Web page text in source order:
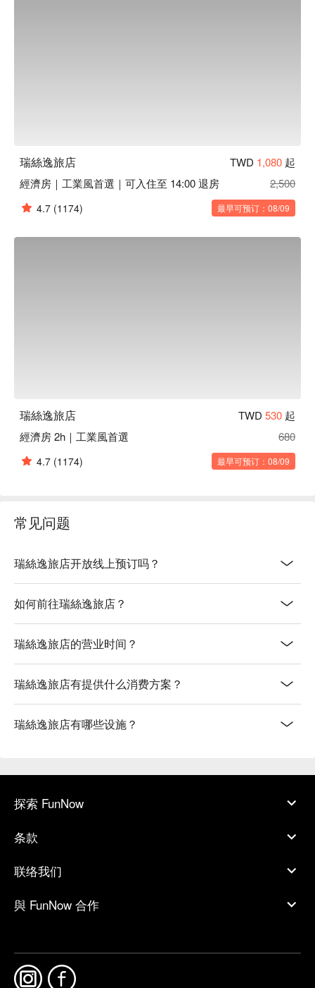
瑞絲逸旅店 TWD 1,080 起
經濟房｜工業風首選｜可入住至 14:00 退房
2,500
4.7 (1174) 最早可预订：08/09
瑞絲逸旅店 TWD 530 起
經濟房 2h｜工業風首選
680
4.7 (1174) 最早可预订：08/09
常见问题
瑞絲逸旅店开放线上预订吗？
如何前往瑞絲逸旅店？
瑞絲逸旅店的营业时间？
瑞絲逸旅店有提供什么消费方案？
瑞絲逸旅店有哪些设施？
探索 FunNow
条款
联络我们
與 FunNow 合作